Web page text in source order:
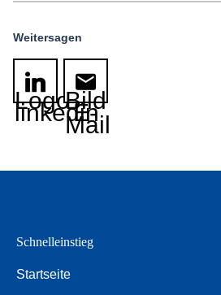
Weitersagen
Logo
linkedin
Bild
E-
Mail
Schnelleinstieg
Startseite